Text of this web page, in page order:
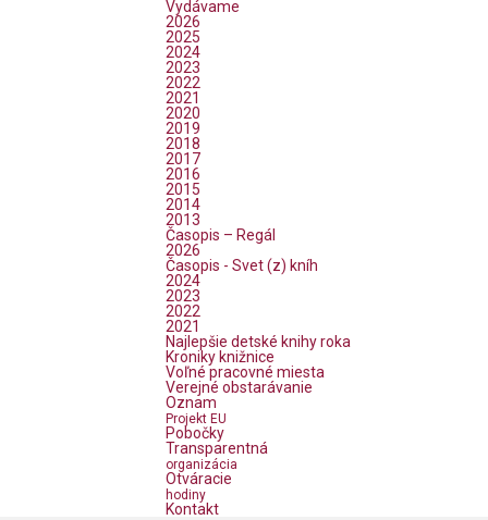
Vydávame
2026
2025
2024
2023
2022
2021
2020
2019
2018
2017
2016
2015
2014
2013
Časopis – Regál
2026
Časopis - Svet (z) kníh
2024
2023
2022
2021
Najlepšie detské knihy roka
Kroniky knižnice
Voľné pracovné miesta
Verejné obstarávanie
Oznam
Projekt EU
Pobočky
Transparentná
organizácia
Otváracie
hodiny
Kontakt